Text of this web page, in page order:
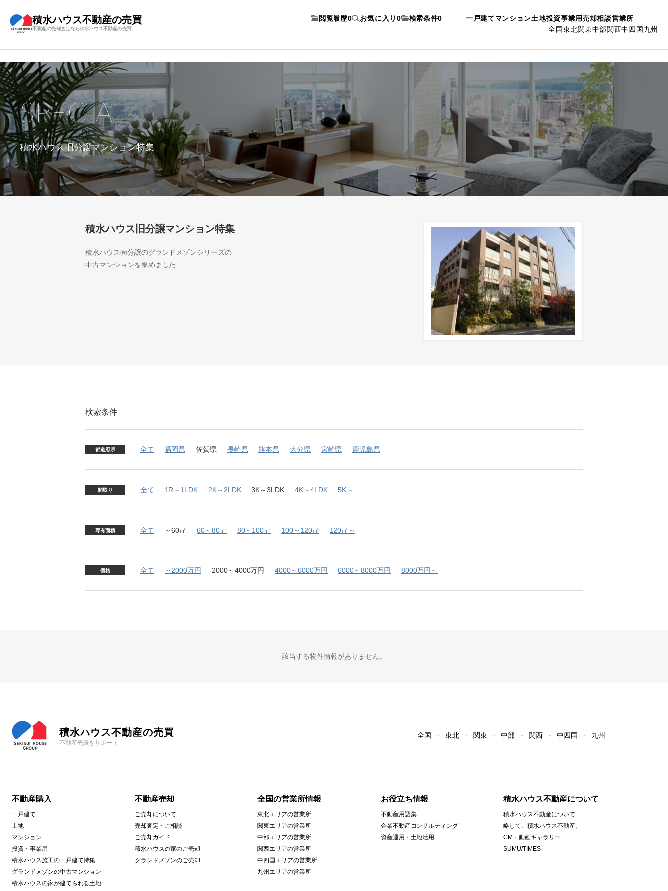
積水ハウス不動産の売買
不動産の売却査定なら積水ハウス不動産の売買
一戸建てマンション土地投資事業用売却相談営業所
全国東北関東中部関西中四国九州
閲覧履歴0 お気に入り 0 検索条件0
積水ハウス旧分譲マンション特集
SPECIAL
積水ハウス旧分譲マンション特集
積水ハウス㈱分譲のグランドメゾンシリーズの
中古マンションを集めました
検索条件
都道府県 全て 福岡県 佐賀県 長崎県 熊本県 大分県 宮崎県 鹿児島県
間取り 全て 1R～1LDK 2K～2LDK 3K～3LDK 4K～4LDK 5K～
専有面積 全て ～60㎡ 60～80㎡ 80～100㎡ 100～120㎡ 120㎡～
価格 全て ～2000万円 2000～4000万円 4000～6000万円 6000～8000万円 8000万円～
該当する物件情報がありません。
積水ハウス不動産の売買
不動産売買をサポート
全国 東北 関東 中部 関西 中四国 九州
不動産購入
一戸建て
土地
マンション
投資・事業用
積水ハウス施工の一戸建て特集
グランドメゾンの中古マンション
積水ハウスの家が建てられる土地
不動産売却
ご売却について
売却査定・ご相談
ご売却ガイド
積水ハウスの家のご売却
グランドメゾンのご売却
全国の営業所情報
東北エリアの営業所
関東エリアの営業所
中部エリアの営業所
関西エリアの営業所
中四国エリアの営業所
九州エリアの営業所
お役立ち情報
不動産用語集
企業不動産コンサルティング
資産運用・土地活用
積水ハウス不動産について
積水ハウス不動産について
略して、積水ハウス不動産。
CM・動画ギャラリー
SUMU/TIMES